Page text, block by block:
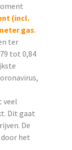
(incl.
gas.
ter
tot 0,84
veel
Dit gaat
De
het